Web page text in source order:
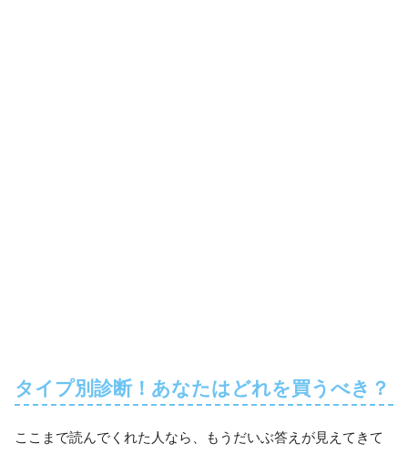
タイプ別診断！あなたはどれを買うべき？
ここまで読んでくれた人なら、もうだいぶ答えが見えてきて